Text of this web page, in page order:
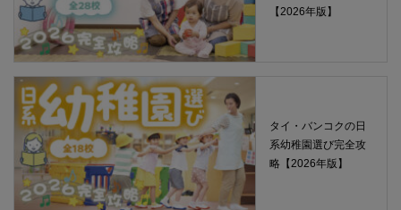
【2026年版】
タイ・バンコクの日
系幼稚園選び完全攻
略【2026年版】